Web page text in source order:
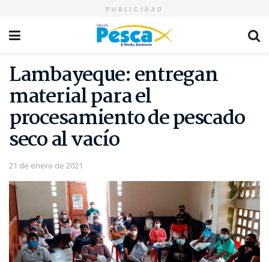
PUBLICIDAD
Lambayeque: entregan
material para el
procesamiento de pescado
seco al vacío
21 de enero de 2021